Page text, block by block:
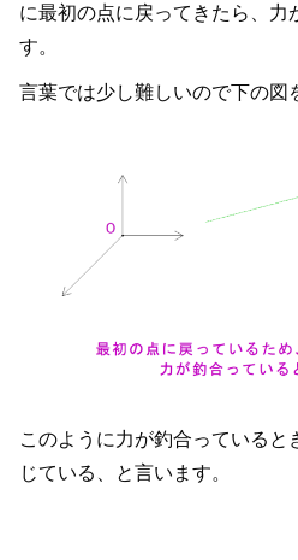
に最初の点に戻ってきたら、力
す。
言葉では少し難しいので下の図
このように力が釣合っていると
じている、と言います。